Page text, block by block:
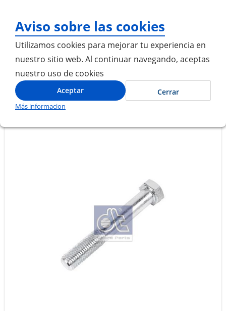
Aviso sobre las cookies
Utilizamos cookies para mejorar tu experiencia en
nuestro sitio web. Al continuar navegando, aceptas
nuestro uso de cookies
Aceptar Cerrar
Más informacion
Inicio TORNILLO SUSPENSION M16 X 108MM